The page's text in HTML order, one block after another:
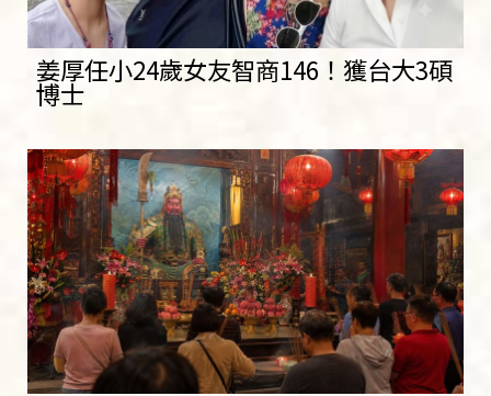
姜厚任小24歲女友智商146！獲台大3碩
博士